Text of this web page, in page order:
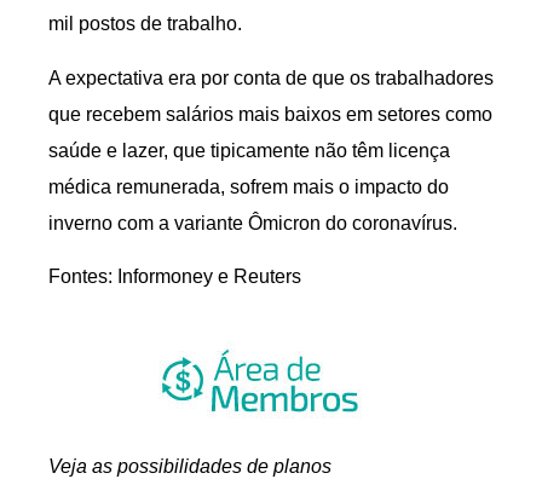
mil postos de trabalho.
A expectativa era por conta de que os trabalhadores
que recebem salários mais baixos em setores como
saúde e lazer, que tipicamente não têm licença
médica remunerada, sofrem mais o impacto do
inverno com a variante Ômicron do coronavírus.
Fontes: Informoney e Reuters
Veja as possibilidades de planos